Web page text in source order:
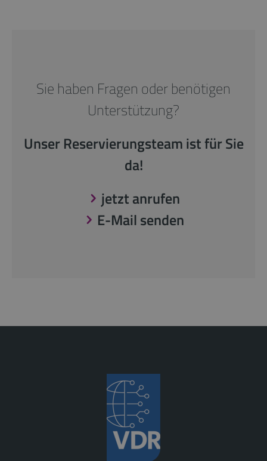
Sie haben Fragen oder benötigen
Unterstützung?
Unser Reservierungsteam ist für Sie
da!
jetzt anrufen
E-Mail senden